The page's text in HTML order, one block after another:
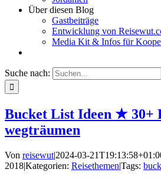
Über diesen Blog
Gastbeiträge
Entwicklung von
Media Kit & Infos für
Suche nach:
Bucket List Ideen ★ 30+
wegträumen
Von reisewut|2024-03-
2018|Kategorien: Reisethemen|Tags: